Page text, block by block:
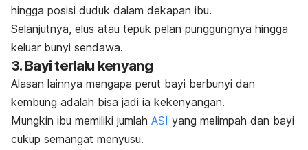
hingga posisi duduk dalam dekapan ibu.
Selanjutnya, elus atau tepuk pelan punggungnya hingga
keluar bunyi sendawa.
3. Bayi terlalu kenyang
Alasan lainnya mengapa perut bayi berbunyi dan
kembung adalah bisa jadi ia kekenyangan.
Mungkin ibu memiliki jumlah ASI yang melimpah dan bayi
cukup semangat menyusu.